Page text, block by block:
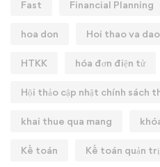
Fast Financial Planning
hoa don Hoi thao va
HTKK hóa đơn điện tử
Hội thảo cập nhật chính sách
khai thue qua mang
Kế toán Kế toán quản trị